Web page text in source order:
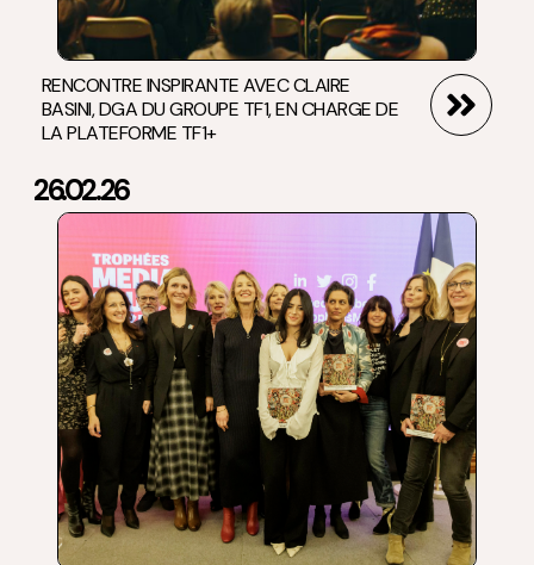
RENCONTRE INSPIRANTE AVEC CLAIRE
BASINI, DGA DU GROUPE TF1, EN CHARGE DE
LA PLATEFORME TF1+
26.02.26